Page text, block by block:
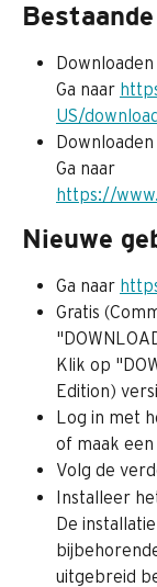
Ga naar
US/
Downloaden
Ga naar
https://
Nieuwe
Ga naar
Gratis
Klik op
Edition)
Log in met
of maak een
Volg de
Installeer
De
uitgebreid